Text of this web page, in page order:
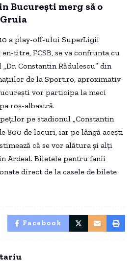
București merg să o
Gruia
a play-off-ului SuperLigii
titre, FCSB, se va confrunta cu
Constantin Rădulescu” din
de la Sport.ro, aproximativ
vor participa la meci
roș-albastră.
pe stadionul „Constantin
800 de locuri, iar pe lângă acești
că se vor alătura și alți
Ardeal. Biletele pentru fanii
direct de la casele de bilete
Facebook